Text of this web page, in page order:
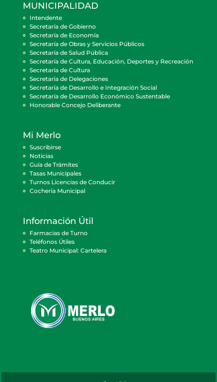
MUNICIPALIDAD
Intendente
Secretaría de Gobierno
Secretaría de Economía
Secretaría de Obras y Servicios Públicos
Secretaría de Salud Pública
Secretaría de Cultura, Educación, Deportes y Recreación
Secretaría de Cultura
Secretaría de Delegaciones
Secretaría de Desarrollo e Integración Social
Secretaría de Desarrollo Económico Sustentable
Honorable Concejo Deliberante
Mi Merlo
Suscribirse
Noticias
Guía de Trámites
Tasas Municipales
Turnos Licencias de Conducir
Cocheria Municipal
Información Útil
Farmacias de Turno
Teléfonos Útiles
Teatro Municipal: Cartelera